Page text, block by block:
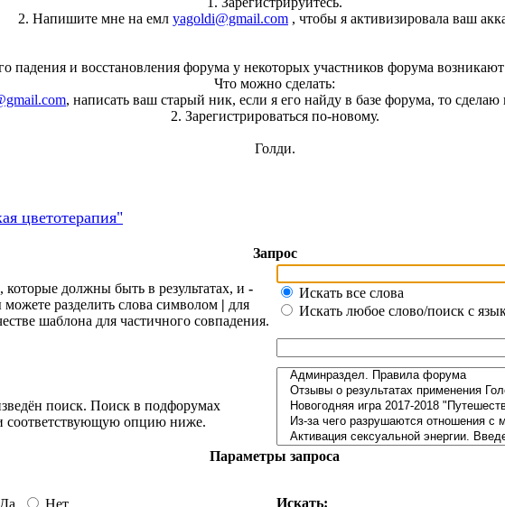
2. Напишите мне на емл yagoldi@gmail.com , чтобы я активизировала ваш
падения и восстановления форума у некоторых участников форума
Что можно сделать:
, написать ваш старый ник, если я его найду в базе форума, то
2. Зарегистрироваться по-новому.
Голди.
цветотерапия"
Запрос
которые должны быть в результатах, и -
разделить слова символом | для
шаблона для частичного совпадения.
Искать все слова
Искать любое слово/поиск с
поиск. Поиск в подфорумах
соответствующую опцию ниже.
Параметры запроса
Да Нет Искать: